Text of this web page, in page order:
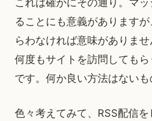
これは確かにその通り。マ
ることにも意義があります
らわなければ意味がありま
何度もサイトを訪問しても
です。何か良い方法はないも
色々考えてみて、RSS配信を